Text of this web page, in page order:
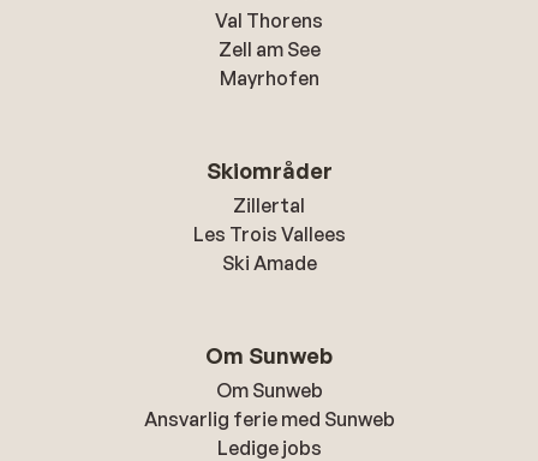
Val Thorens
Zell am See
Mayrhofen
Skiområder
Zillertal
Les Trois Vallees
Ski Amade
Om Sunweb
Om Sunweb
Ansvarlig ferie med Sunweb
Ledige jobs